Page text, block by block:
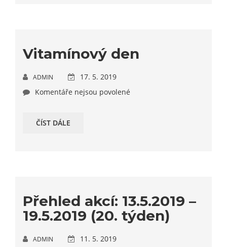
Vitamínový den
ADMIN
17. 5. 2019
Komentáře nejsou povolené
ČÍST DÁLE
Přehled akcí: 13.5.2019 –
19.5.2019 (20. týden)
ADMIN
11. 5. 2019